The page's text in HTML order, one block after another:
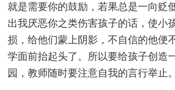
就是需要你的鼓励，若果总是一向贬
出我厌恶你之类伤害孩子的话，使小
损，给他们蒙上阴影，不自信的他便
学面前抬起头了。所以要给孩子创造
园，教师随时要注意自我的言行举止。